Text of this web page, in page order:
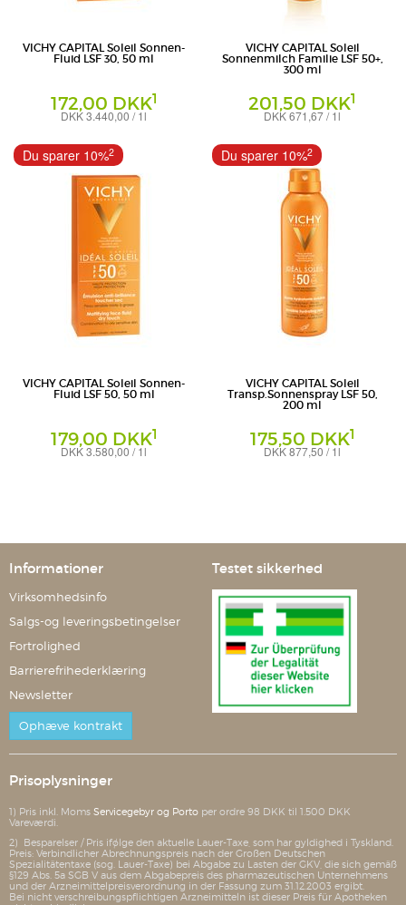
VICHY CAPITAL Soleil Sonnen-
Fluid LSF 30, 50 ml
172,00 DKK1
DKK 3.440,00 / 1l
L'Oreal Deutschland GmbH -
Geschäftsbereich VICHY
VICHY CAPITAL Soleil
Sonnenmilch Familie LSF 50+,
300 ml
201,50 DKK1
DKK 671,67 / 1l
L'Oreal Deutschland GmbH -
Geschäftsbereich VICHY
VICHY CAPITAL Soleil Sonnen-
Fluid LSF 50, 50 ml
179,00 DKK1
DKK 3.580,00 / 1l
Du sparer 10%2
VICHY CAPITAL Soleil
Transp.Sonnenspray LSF 50,
200 ml
175,50 DKK1
DKK 877,50 / 1l
Du sparer 10%2
Informationer
Virksomhedsinfo
Salgs-og leveringsbetingelser
Fortrolighed
Barrierefrihederklæring
Newsletter
Ophæve kontrakt
Testet sikkerhed
Prisoplysninger
1) Pris inkl. Moms Servicegebyr og Porto per ordre 98 DKK til 1.500 DKK
Vareværdi.
2) Besparelser / Pris ifølge den aktuelle Lauer-Taxe, som har gyldighed i Tyskland.
Preis: Verbindlicher Abrechnungspreis nach der Großen Deutschen
Spezialitätentaxe (sog. Lauer-Taxe) bei Abgabe zu Lasten der GKV, die sich gemäß
§129 Abs. 5a SGB V aus dem Abgabepreis des pharmazeutischen Unternehmens
und der Arzneimittelpreisverordnung in der Fassung zum 31.12.2003 ergibt.
Bei nicht verschreibungspflichtigen Arzneimitteln ist dieser Preis für Apotheken